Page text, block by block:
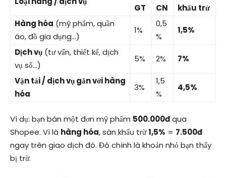
GT
CN
khấu trừ
Hàng hóa (mỹ phẩm, quần
áo, đồ gia dụng…)
1%
0,5
%
1,5%
Dịch vụ (tư vấn, thiết kế, dịch
vụ số…)
5% 2% 7%
Vận tải / dịch vụ gắn với hàng
hóa
3%
1,5
%
4,5%
Ví dụ: bạn bán một đơn mỹ phẩm 500.000đqua
Shopee. Vì là hàng hóa, sàn khấu trừ1,5% = 7.500đ
ngay trên giao dịch đó. Đó chính là khoản nhỏ bạn thấy
bị trừ.